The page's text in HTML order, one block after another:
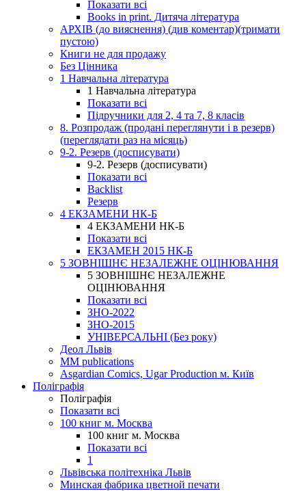
Показати всі
Books in print. Дитяча література
АРХІВ (до вияснення) (див коментар)(тримати
пустою)
Книги не для продажу
Без Цінника
1 Навчальна література
1 Навчальна література
Показати всі
Підручники для 2, 4 та 7, 8 класів
8. Розпродаж (продані переглянути і в резерв)
(переглядати раз на місяць)
9-2. Резерв (досписувати)
9-2. Резерв (досписувати)
Показати всі
Backlist
Резерв
4 ЕКЗАМЕНИ НК-Б
4 ЕКЗАМЕНИ НК-Б
Показати всі
ЕКЗАМЕН 2015 НК-Б
5 ЗОВНІШНЄ НЕЗАЛЕЖНЕ ОЦІНЮВАННЯ
5 ЗОВНІШНЄ НЕЗАЛЕЖНЕ
ОЦІНЮВАННЯ
Показати всі
ЗНО-2022
ЗНО-2015
УНІВЕРСАЛЬНІ (Без року)
Деол Львів
MM publications
Asgardian Comics, Ugar Production м. Київ
Поліграфія
Поліграфія
Показати всі
100 книг м. Москва
100 книг м. Москва
Показати всі
1
Львівська політехніка Львів
Минская фабрика цветной печати